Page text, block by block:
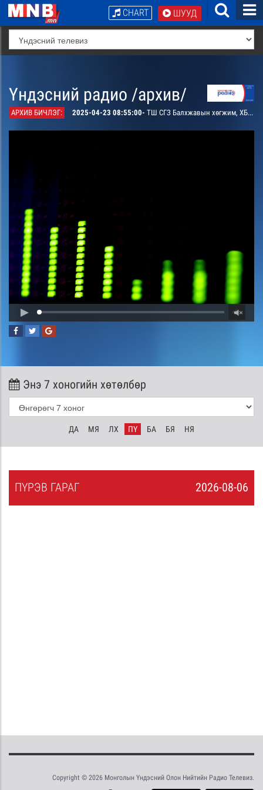
ШУУД
CHART
Үндэсний радио /архив/
АРХИВ БИЧЛЭГ: 2025-04-23 08:55:00- ТШ СГЗ Балхжавын хөгжим, ХБ ТШ АУЗ Бавуугийн Лхагвасүрэнгийн шүлэг “Үзэсгэлэнт минь” дуу
Энэ 7 хоногийн хөтөлбөр
ДА МЯ ЛХ ПҮ БА БЯ НЯ
2026-08-06
ПҮРЭВ ГАРАГ
Copyright © 2026 Монголын Үндэсний Олон Нийтийн Радио Телевиз.